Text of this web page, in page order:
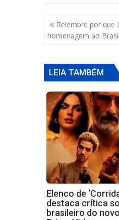
Navegação
de
Post
Relembre por que
homenagem ao Brasil
LEIA TAMBÉM
Elenco de
destaca crítica
brasileiro do